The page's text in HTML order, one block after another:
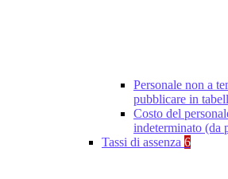
Personale non a
pubblicare in
Costo del
indeterminato (da
Tassi di assenza 6